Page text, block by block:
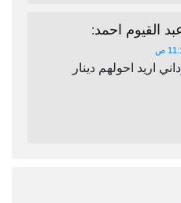
القيوم احمد:
سوداني اريد احولهم دينار